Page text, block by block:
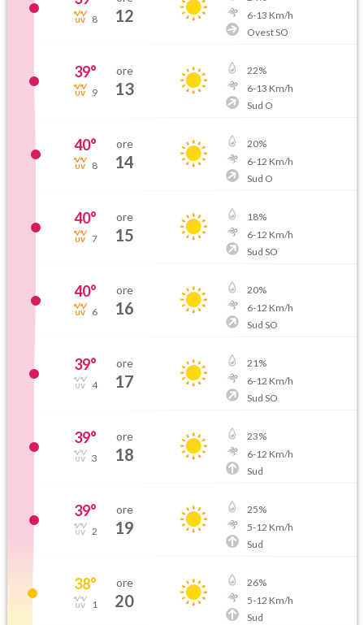
8 12
6-13 Km/h
Ovest SO
39°
9
ore
13
22%
6-13 Km/h
Sud O
40°
8
ore
14
20%
6-12 Km/h
Sud O
40°
7
ore
15
18%
6-12 Km/h
Sud SO
40°
6
ore
16
20%
6-12 Km/h
Sud SO
39°
4
ore
17
21%
6-12 Km/h
Sud SO
39°
3
ore
18
23%
6-12 Km/h
Sud
39°
2
ore
19
25%
5-12 Km/h
Sud
38°
1
ore
20
26%
5-12 Km/h
Sud